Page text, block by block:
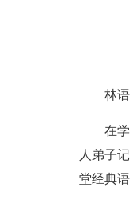
林
在
人弟子
堂经典